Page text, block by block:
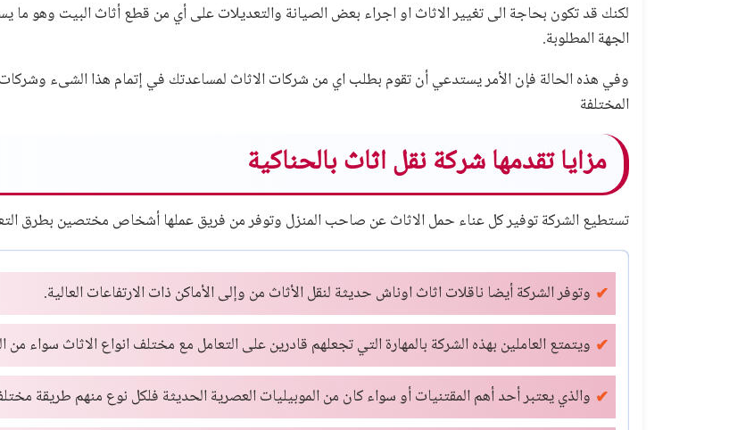
لكنك قد تكون بحاجة الى تغيير الاثاث او اجراء بعض الصيانة والتعديلات على أي من قطع أثاث البيت وهو ما
الجهة المطلوبة.
وفي هذه الحالة فإن الأمر يستدعي أن تقوم بطلب اي من شركات الاثاث لمساعدتك في إتمام هذا الشىء وشركات
المختلفة
مزايا تقدمها شركة نقل اثاث بالحناكية
تستطيع الشركة توفير كل عناء حمل الاثاث عن صاحب المنزل وتوفر من فريق عملها أشخاص مختصين بطرق
وتوفر الشركة أيضا ناقلات اثاث اوناش حديثة لنقل الأثاث من وإلى الأماكن ذات الارتفاعات العالية.
ويتمتع العاملين بهذه الشركة بالمهارة التي تجعلهم قادرين على التعامل مع مختلف انواع الاثاث سواء من
والذي يعتبر أحد أهم المقتنيات أو سواء كان من الموبيليات العصرية الحديثة فلكل نوع منهم طريقة